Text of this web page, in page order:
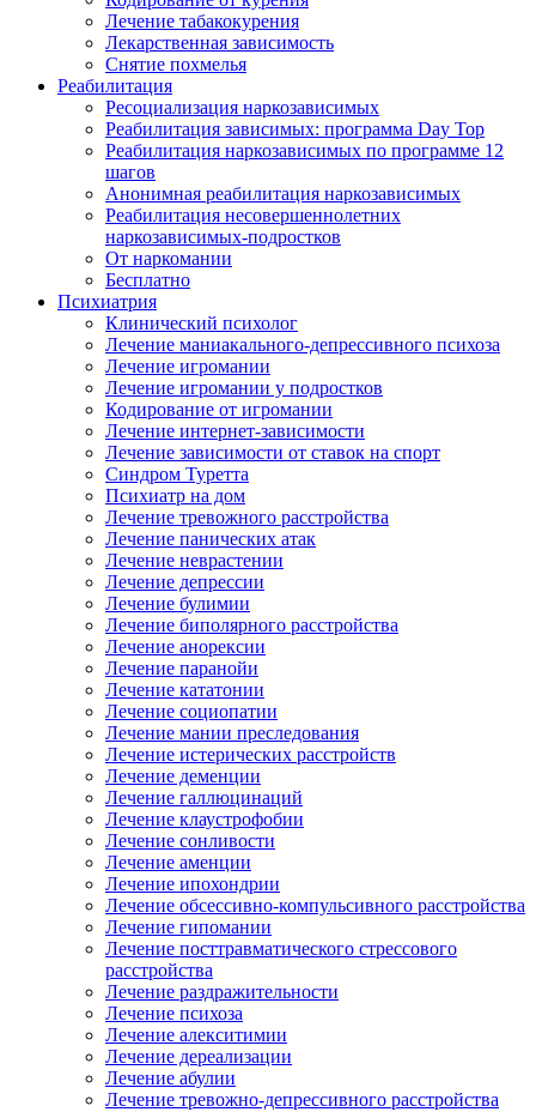
Лечение табакокурения
Лекарственная зависимость
Снятие похмелья
Реабилитация
Ресоциализация наркозависимых
Реабилитация зависимых: программа Day Top
Реабилитация наркозависимых по программе 12
шагов
Анонимная реабилитация наркозависимых
Реабилитация несовершеннолетних
наркозависимых-подростков
От наркомании
Бесплатно
Психиатрия
Клинический психолог
Лечение маниакального-депрессивного психоза
Лечение игромании
Лечение игромании у подростков
Кодирование от игромании
Лечение интернет-зависимости
Лечение зависимости от ставок на спорт
Синдром Туретта
Психиатр на дом
Лечение тревожного расстройства
Лечение панических атак
Лечение неврастении
Лечение депрессии
Лечение булимии
Лечение биполярного расстройства
Лечение анорексии
Лечение паранойи
Лечение кататонии
Лечение социопатии
Лечение мании преследования
Лечение истерических расстройств
Лечение деменции
Лечение галлюцинаций
Лечение клаустрофобии
Лечение сонливости
Лечение аменции
Лечение ипохондрии
Лечение обсессивно-компульсивного расстройства
Лечение гипомании
Лечение посттравматического стрессового
расстройства
Лечение раздражительности
Лечение психоза
Лечение алекситимии
Лечение дереализации
Лечение абулии
Лечение тревожно-депрессивного расстройства